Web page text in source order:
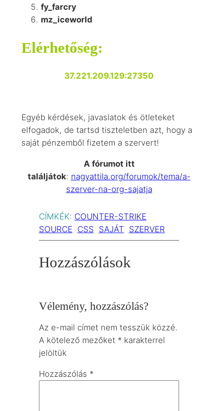
fy_farcry
mz_iceworld
Elérhetőség:
37.221.209.129:27350
Egyéb kérdések, javaslatok és ötleteket
elfogadok, de tartsd tiszteletben azt, hogy a
saját pénzemből fizetem a szervert!
A fórumot itt
találjátok: nagyattila.org/forumok/tema/a-
szerver-na-org-sajatja
CÍMKÉK: COUNTER-STRIKE
SOURCE CSS SAJÁT SZERVER
Hozzászólások
Vélemény, hozzászólás?
Az e-mail címet nem tesszük közzé.
A kötelező mezőket *karakterrel
jelöltük
Hozzászólás *